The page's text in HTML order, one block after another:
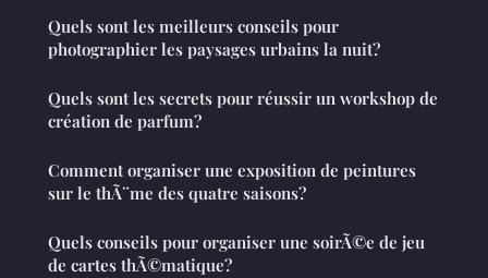
Quels sont les meilleurs conseils pour
photographier les paysages urbains la nuit?
Quels sont les secrets pour réussir un workshop de
création de parfum?
Comment organiser une exposition de peintures
sur le thÃ¨me des quatre saisons?
Quels conseils pour organiser une soirÃ©e de jeu
de cartes thÃ©matique?